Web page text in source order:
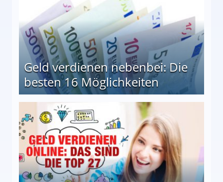
Geld verdienen nebenbei: Die
besten 16 Möglichkeiten